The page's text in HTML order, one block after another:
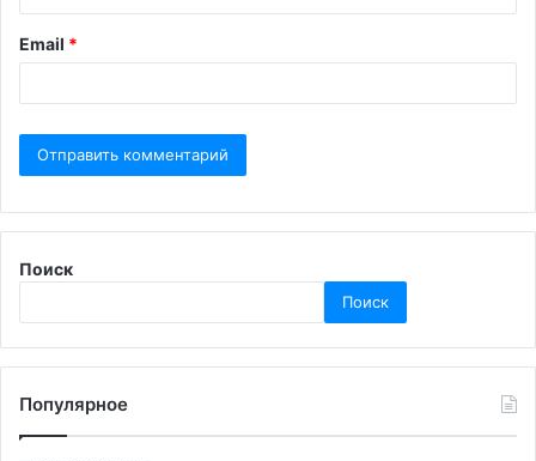
й
*
Email *
Поиск
Поиск
Популярное